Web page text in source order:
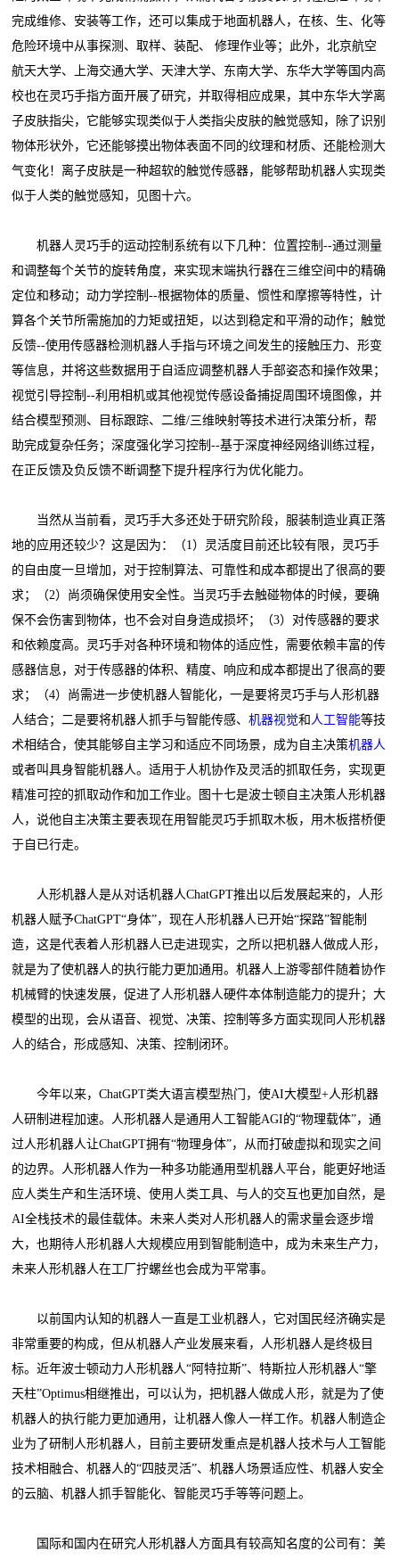
完成维修、安装等工作，还可以集成于地面机器人，在核、生、化等
危险环境中从事探测、取样、装配、 修理作业等；此外，北京航空
航天大学、上海交通大学、天津大学、东南大学、东华大学等国内高
校也在灵巧手指方面开展了研究，并取得相应成果，其中东华大学离
子皮肤指尖，它能够实现类似于人类指尖皮肤的触觉感知，除了识别
物体形状外，它还能够摸出物体表面不同的纹理和材质、还能检测大
气变化！离子皮肤是一种超软的触觉传感器，能够帮助机器人实现类
似于人类的触觉感知，见图十六。
机器人灵巧手的运动控制系统有以下几种：位置控制--通过测量
和调整每个关节的旋转角度，来实现末端执行器在三维空间中的精确
定位和移动；动力学控制--根据物体的质量、惯性和摩擦等特性，计
算各个关节所需施加的力矩或扭矩，以达到稳定和平滑的动作；触觉
反馈--使用传感器检测机器人手指与环境之间发生的接触压力、形变
等信息，并将这些数据用于自适应调整机器人手部姿态和操作效果；
视觉引导控制--利用相机或其他视觉传感设备捕捉周围环境图像，并
结合模型预测、目标跟踪、二维/三维映射等技术进行决策分析，帮
助完成复杂任务；深度强化学习控制--基于深度神经网络训练过程，
在正反馈及负反馈不断调整下提升程序行为优化能力。
当然从当前看，灵巧手大多还处于研究阶段，服装制造业真正落
地的应用还较少？这是因为：（1）灵活度目前还比较有限，灵巧手
的自由度一旦增加，对于控制算法、可靠性和成本都提出了很高的要
求；（2）尚须确保使用安全性。当灵巧手去触碰物体的时候，要确
保不会伤害到物体，也不会对自身造成损坏；（3）对传感器的要求
和依赖度高。灵巧手对各种环境和物体的适应性，需要依赖丰富的传
感器信息，对于传感器的体积、精度、响应和成本都提出了很高的要
求；（4）尚需进一步使机器人智能化，一是要将灵巧手与人形机器
人结合；二是要将机器人抓手与智能传感、机器视觉和 人工智能等技
术相结合，使其能够自主学习和适应不同场景，成为自主决策机器人
或者叫具身智能机器人。适用于人机协作及灵活的抓取任务，实现更
精准可控的抓取动作和加工作业。图十七是波士顿自主决策人形机器
人，说他自主决策主要表现在用智能灵巧手抓取木板，用木板搭桥便
于自已行走。
人形机器人是从对话机器人ChatGPT推出以后发展起来的，人形
机器人赋予ChatGPT“身体”，现在人形机器人已开始“探路”智能制
造，这是代表着人形机器人已走进现实，之所以把机器人做成人形，
就是为了使机器人的执行能力更加通用。机器人上游零部件随着协作
机械臂的快速发展，促进了人形机器人硬件本体制造能力的提升；大
模型的出现，会从语音、视觉、决策、控制等多方面实现同人形机器
人的结合，形成感知、决策、控制闭环。
今年以来，ChatGPT类大语言模型热门，使AI大模型+人形机器
人研制进程加速。人形机器人是通用人工智能AGI的“物理载体”，通
过人形机器人让ChatGPT拥有“物理身体”，从而打破虚拟和现实之间
的边界。人形机器人作为一种多功能通用型机器人平台，能更好地适
应人类生产和生活环境、使用人类工具、与人的交互也更加自然，是
AI全栈技术的最佳载体。未来人类对人形机器人的需求量会逐步增
大，也期待人形机器人大规模应用到智能制造中，成为未来生产力，
未来人形机器人在工厂拧螺丝也会成为平常事。
以前国内认知的机器人一直是工业机器人，它对国民经济确实是
非常重要的构成，但从机器人产业发展来看，人形机器人是终极目
标。近年波士顿动力人形机器人“阿特拉斯”、特斯拉人形机器人“擎
天柱”Optimus相继推出，可以认为，把机器人做成人形，就是为了使
机器人的执行能力更加通用，让机器人像人一样工作。机器人制造企
业为了研制人形机器人，目前主要研发重点是机器人技术与人工智能
技术相融合、机器人的“四肢灵活”、机器人场景适应性、机器人安全
的云脑、机器人抓手智能化、智能灵巧手等等问题上。
国际和国内在研究人形机器人方面具有较高知名度的公司有：美